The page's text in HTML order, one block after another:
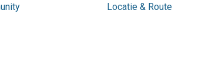
Locatie & Route